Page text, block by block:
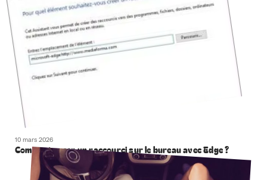
10 mars 2026
Comment creer un raccourci sur le bureau avec Edge ?